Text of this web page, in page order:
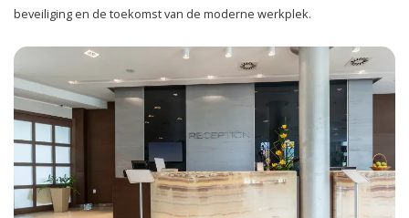
beveiliging en de toekomst van de moderne werkplek.